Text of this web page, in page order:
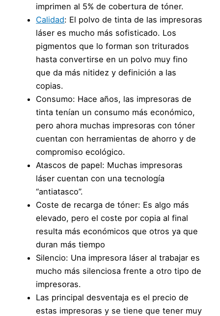
imprimen al 5% de cobertura de tóner.
Calidad: El polvo de tinta de las impresoras
láser es mucho más sofisticado. Los
pigmentos que lo forman son triturados
hasta convertirse en un polvo muy fino
que da más nitidez y definición a las
copias.
Consumo: Hace años, las impresoras de
tinta tenían un consumo más económico,
pero ahora muchas impresoras con tóner
cuentan con herramientas de ahorro y de
compromiso ecológico.
Atascos de papel: Muchas impresoras
láser cuentan con una tecnología
“antiatasco”.
Coste de recarga de tóner: Es algo más
elevado, pero el coste por copia al final
resulta más económicos que otros ya que
duran más tiempo
Silencio: Una impresora láser al trabajar es
mucho más silenciosa frente a otro tipo de
impresoras.
Las principal desventaja es el precio de
estas impresoras y se tiene que tener muy